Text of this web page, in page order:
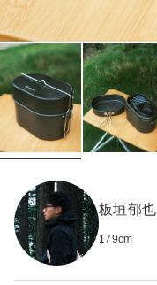
板垣郁也
179cm